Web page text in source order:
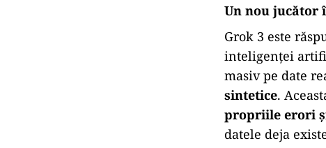
Un nou jucător
Grok 3 este
inteligenței
masiv pe date
sintetice.
propriile erori
datele deja